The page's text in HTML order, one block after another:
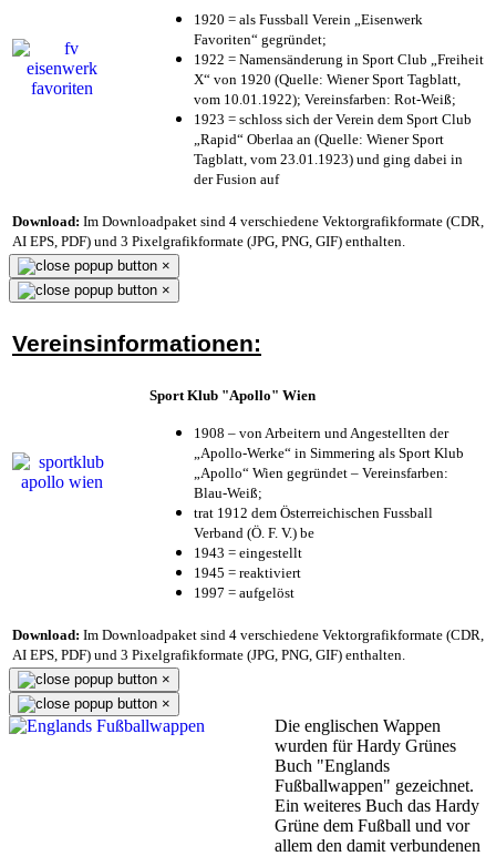
1920 = als Fussball Verein „Eisenwerk
Favoriten“ gegründet;
1922 = Namensänderung in Sport Club „Freiheit
X“ von 1920 (Quelle: Wiener Sport Tagblatt,
vom 10.01.1922); Vereinsfarben: Rot-Weiß;
1923 = schloss sich der Verein dem Sport Club
„Rapid“ Oberlaa an (Quelle: Wiener Sport
Tagblatt, vom 23.01.1923) und ging dabei in
der Fusion auf
Download: Im Downloadpaket sind 4 verschiedene Vektorgrafikformate (CDR,
AI EPS, PDF) und 3 Pixelgrafikformate (JPG, PNG, GIF) enthalten.
×
×
Vereinsinformationen:
Sport Klub "Apollo" Wien
1908 – von Arbeitern und Angestellten der
„Apollo-Werke“ in Simmering als Sport Klub
„Apollo“ Wien gegründet – Vereinsfarben:
Blau-Weiß;
trat 1912 dem Österreichischen Fussball
Verband (Ö. F. V.) be
1943 = eingestellt
1945 = reaktiviert
1997 = aufgelöst
Download: Im Downloadpaket sind 4 verschiedene Vektorgrafikformate (CDR,
AI EPS, PDF) und 3 Pixelgrafikformate (JPG, PNG, GIF) enthalten.
×
×
Die englischen Wappen
wurden für Hardy Grünes
Buch "Englands
Fußballwappen" gezeichnet.
Ein weiteres Buch das Hardy
Grüne dem Fußball und vor
allem den damit verbundenen